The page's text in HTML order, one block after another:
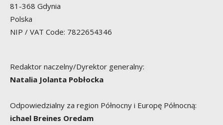
81-368 Gdynia
Polska
NIP / VAT Code: 7822654346
Redaktor naczelny/Dyrektor generalny:
Natalia Jolanta Pobłocka
Odpowiedzialny za region Północny i Europę Północną:
ichael Breines Oredam